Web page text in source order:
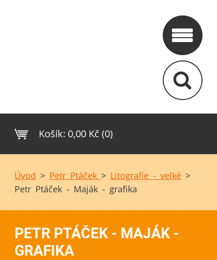
Košík: 0,00 Kč (0)
Úvod > Petr Ptáček > Litografie - velké >
Petr Ptáček - Maják - grafika
PETR PTÁČEK - MAJÁK -
GRAFIKA